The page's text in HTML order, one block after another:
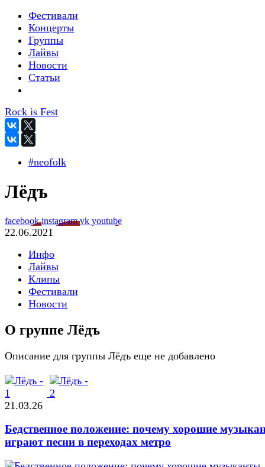
Фестивали
Концерты
Группы
Лайвы
Новости
Статьи
Rock is Fest
#neofolk
Лёдъ
facebookinstagramvk youtube
22.06.2021
Инфо
Лайвы
Клипы
Фестивали
Новости
О группе Лёдъ
Описание для группы Лёдъ еще не добавлено
21.03.26
Бедственное положение: почему хорошие
играют песни в переходах метро